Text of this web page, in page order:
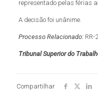
representado pelas férias
A decisão foi unânime.
Processo Relacionado:RR-
Tribunal Superior do
Compartilhar